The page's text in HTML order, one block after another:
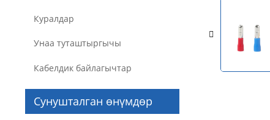
Куралдар
Унаа туташтыргычы
Кабелдик байлагычтар
Сунушталган өнүмдөр